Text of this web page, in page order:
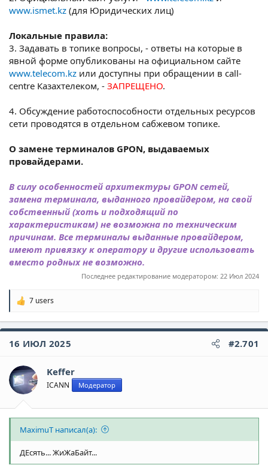
www.ismet.kz (для Юридических лиц)
Локальные правила:
3. Задавать в топике вопросы, - ответы на которые в
явной форме опубликованы на официальном сайте
www.telecom.kz или доступны при обращении в call-
centre Казахтелеком, - ЗАПРЕЩЕНО.
4. Обсуждение работоспособности отдельных ресурсов
сети проводятся в отдельном сабжевом топике.
О замене терминалов GPON, выдаваемых
провайдерами.
В силу особенностей архитектуры GPON сетей,
замена терминала, выданного провайдером, на свой
собственный (хоть и подходящий по
характеристикам) не возможна по техническим
причинам. Все терминалы выданные провайдером,
имеют привязку к оператору и другие использовать
вместо родных не возможно.
Последнее редактирование модератором: 22 Июл 2024
Р
а
к
ц
:
7 users
16 ИЮЛ 2025 #2.701
Keffer
ICANN Модератор
MaximuT написал(а):
ДЕсять... ЖиЖаБайт...